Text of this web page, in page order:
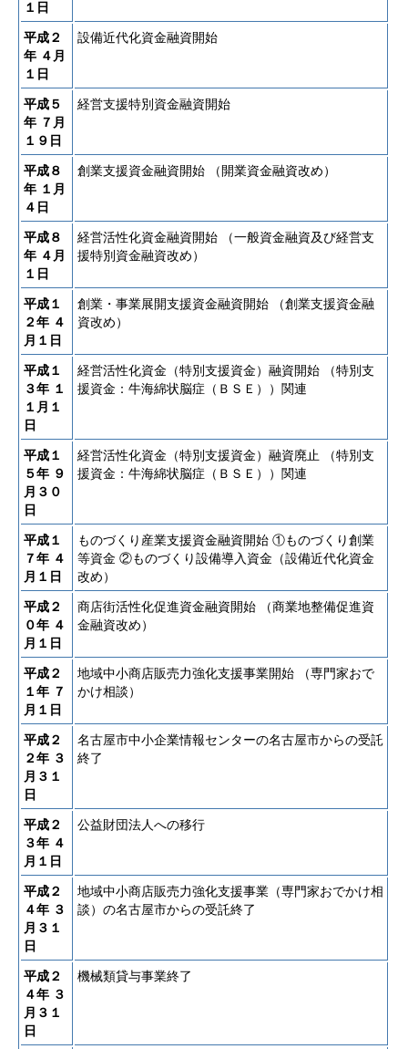
１日
平成２
年 ４月
１日
設備近代化資金融資開始
平成５
年 ７月
１９日
経営支援特別資金融資開始
平成８
年 １月
４日
創業支援資金融資開始 （開業資金融資改め）
平成８
年 ４月
１日
経営活性化資金融資開始 （一般資金融資及び経営支
援特別資金融資改め）
平成１
２年 ４
月１日
創業・事業展開支援資金融資開始 （創業支援資金融
資改め）
平成１
３年 １
１月１
日
経営活性化資金（特別支援資金）融資開始 （特別支
援資金：牛海綿状脳症（ＢＳＥ））関連
平成１
５年 ９
月３０
日
経営活性化資金（特別支援資金）融資廃止 （特別支
援資金：牛海綿状脳症（ＢＳＥ））関連
平成１
７年 ４
月１日
ものづくり産業支援資金融資開始 ①ものづくり創業
等資金 ②ものづくり設備導入資金（設備近代化資金
改め）
平成２
０年 ４
月１日
商店街活性化促進資金融資開始 （商業地整備促進資
金融資改め）
平成２
１年 ７
月１日
地域中小商店販売力強化支援事業開始 （専門家おで
かけ相談）
平成２
２年 ３
月３１
日
名古屋市中小企業情報センターの名古屋市からの受託
終了
平成２
３年 ４
月１日
公益財団法人への移行
平成２
４年 ３
月３１
日
地域中小商店販売力強化支援事業（専門家おでかけ相
談）の名古屋市からの受託終了
平成２
４年 ３
月３１
日
機械類貸与事業終了